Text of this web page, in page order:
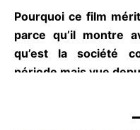
et proche des
Pourquoi ce film
parce qu’il montre